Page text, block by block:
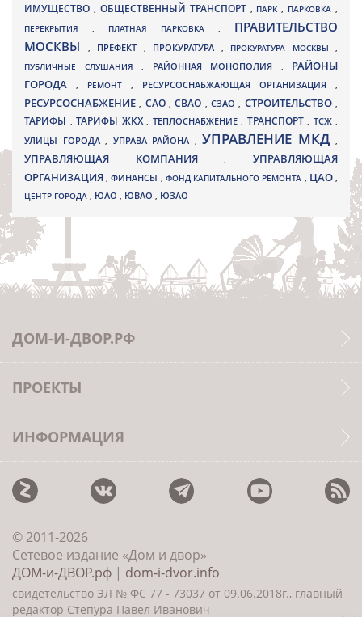
ИМУЩЕСТВО , ОБЩЕСТВЕННЫЙ ТРАНСПОРТ , ПАРК, ПАРКОВКА ,
ПЕРЕКРЫТИЯ , ПЛАТНАЯ ПАРКОВКА , ПРАВИТЕЛЬСТВО
МОСКВЫ
, ПРЕФЕКТ , ПРОКУРАТУРА , ПРОКУРАТУРА МОСКВЫ ,
ПУБЛИЧНЫЕ СЛУШАНИЯ , РАЙОННАЯ МОНОПОЛИЯ , РАЙОНЫ
ГОРОДА
, РЕМОНТ , РЕСУРСОСНАБЖАЮЩАЯ ОРГАНИЗАЦИЯ ,
РЕСУРСОСНАБЖЕНИЕ, САО,СВАО ,СЗАО, СТРОИТЕЛЬСТВО,
ТАРИФЫ , ТАРИФЫ ЖКХ , ТЕПЛОСНАБЖЕНИЕ , ТРАНСПОРТ , ТСЖ ,
УЛИЦЫ ГОРОДА , УПРАВА РАЙОНА , УПРАВЛЕНИЕ МКД ,
УПРАВЛЯЮЩАЯ КОМПАНИЯ,УПРАВЛЯЮЩАЯ
ОРГАНИЗАЦИЯ,ФИНАНСЫ , ФОНД КАПИТАЛЬНОГО РЕМОНТА , ЦАО,
ЦЕНТР ГОРОДА , ЮАО , ЮВАО , ЮЗАО
ДОМ-И-ДВОР.РФ
ПРОЕКТЫ
ИНФОРМАЦИЯ
© 2011-2026
Сетевое издание «Дом и двор»
ДОМ-и-ДВОР.рф | dom-i-dvor.info
свидетельство ЭЛ № ФС 77 - 73037 от 09.06.2018г., главный
редактор Степура Павел Иванович